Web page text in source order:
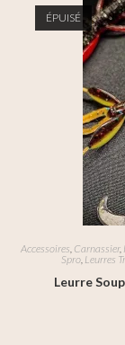
ÉPUISÉ
Accessoires Carnassier,
Spro Leurres
Leurre